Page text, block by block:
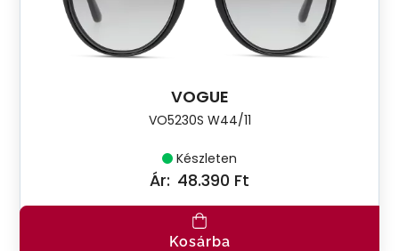
VOGUE
VO5230S W44/11
Készleten
Ár: 48.390 Ft
Kosárba